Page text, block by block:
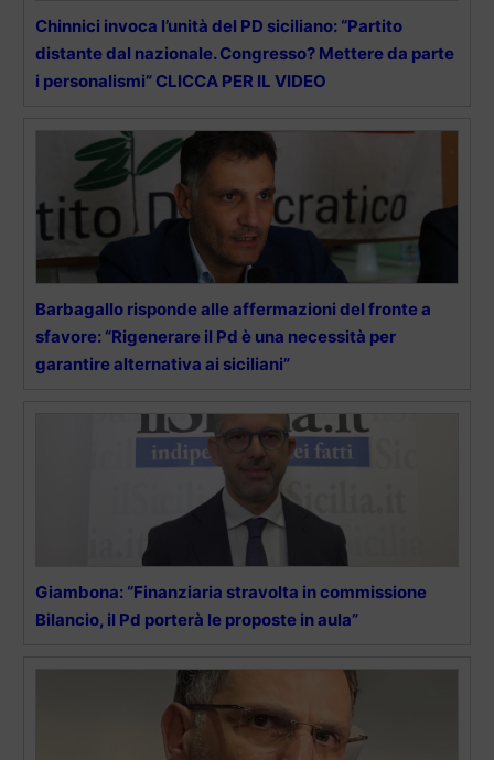
Chinnici invoca l’unità del PD siciliano: “Partito
distante dal nazionale. Congresso? Mettere da parte
i personalismi” CLICCA PER IL VIDEO
Barbagallo risponde alle affermazioni del fronte a
sfavore: “Rigenerare il Pd è una necessità per
garantire alternativa ai siciliani”
Giambona: “Finanziaria stravolta in commissione
Bilancio, il Pd porterà le proposte in aula”